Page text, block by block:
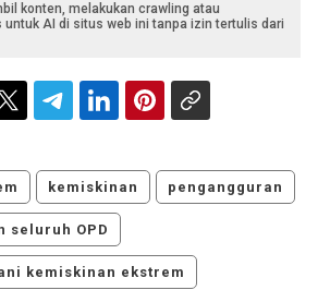
konten, melakukan crawling atau
AI di situs web ini tanpa izin tertulis dari
kemiskinan pengangguran
seluruh OPD
kemiskinan ekstrem